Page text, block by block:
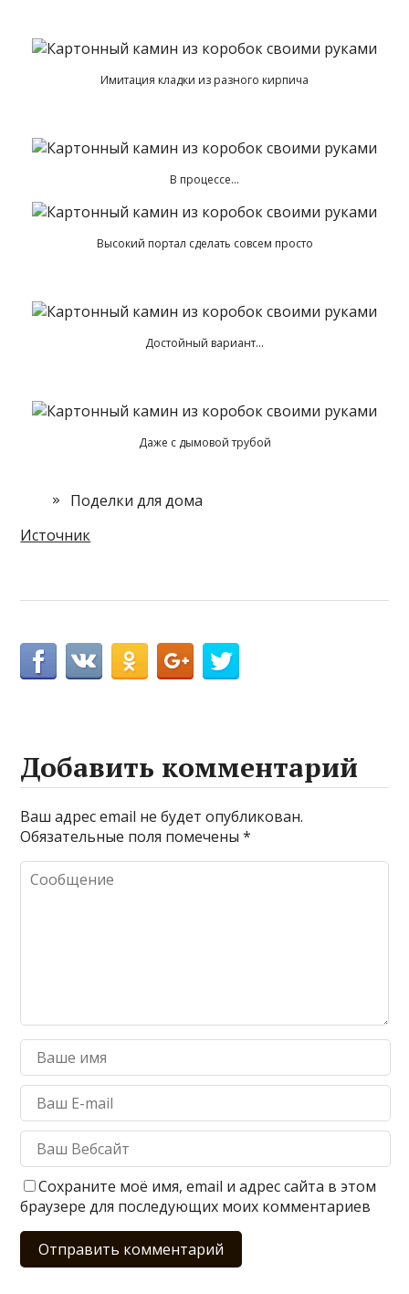
Имитация кладки из разного кирпича
В процессе…
Высокий портал сделать совсем просто
Достойный вариант…
Даже с дымовой трубой
Поделки для дома
Источник
Добавить комментарий
Ваш адрес email не будет опубликован.
Обязательные поля помечены*
Сохраните моё имя, email и адрес сайта в этом
браузере для последующих моих комментариев